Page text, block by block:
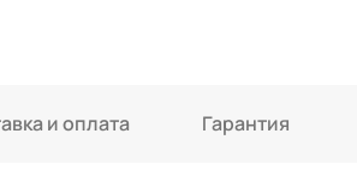
и оплата Гарантия